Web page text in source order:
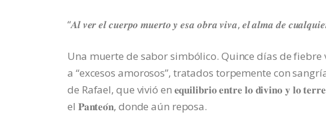
“𝑨𝒍 𝒗𝒆𝒓 𝒆𝒍 𝒄𝒖𝒆𝒓𝒑𝒐 𝒎𝒖𝒆𝒓𝒕𝒐 𝒚 𝒆𝒔𝒂 𝒐𝒃𝒓𝒂 𝒗𝒊𝒗𝒂, 𝒆𝒍 𝒂𝒍𝒎𝒂 𝒅𝒆
Una muerte de sabor simbólico. Quince días de
a “excesos amorosos”, tratados torpemente con
de Rafael, que vivió en 𝐞𝐪𝐮𝐢𝐥𝐢𝐛𝐫𝐢𝐨 𝐞𝐧𝐭𝐫𝐞 𝐥𝐨 𝐝𝐢𝐯𝐢𝐧𝐨 𝐲 𝐥𝐨
el 𝐏𝐚𝐧𝐭𝐞𝐨́𝐧, donde aún reposa.